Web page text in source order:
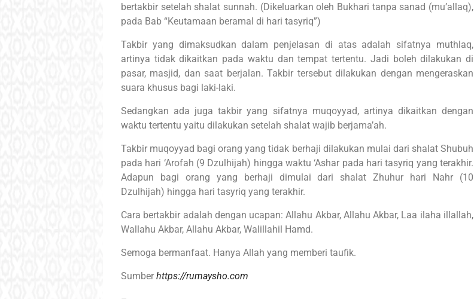
bertakbir setelah shalat sunnah. (Dikeluarkan oleh Bukhari tanpa sanad (mu’allaq),
pada Bab “Keutamaan beramal di hari tasyriq”)
Takbir yang dimaksudkan dalam penjelasan di atas adalah sifatnya muthlaq,
artinya tidak dikaitkan pada waktu dan tempat tertentu. Jadi boleh dilakukan di
pasar, masjid, dan saat berjalan. Takbir tersebut dilakukan dengan mengeraskan
suara khusus bagi laki-laki.
Sedangkan ada juga takbir yang sifatnya muqoyyad, artinya dikaitkan dengan
waktu tertentu yaitu dilakukan setelah shalat wajib berjama’ah.
Takbir muqoyyad bagi orang yang tidak berhaji dilakukan mulai dari shalat Shubuh
pada hari ‘Arofah (9 Dzulhijah) hingga waktu ‘Ashar pada hari tasyriq yang terakhir.
Adapun bagi orang yang berhaji dimulai dari shalat Zhuhur hari Nahr (10
Dzulhijah) hingga hari tasyriq yang terakhir.
Cara bertakbir adalah dengan ucapan: Allahu Akbar, Allahu Akbar, Laa ilaha illallah,
Wallahu Akbar, Allahu Akbar, Walillahil Hamd.
Semoga bermanfaat. Hanya Allah yang memberi taufik.
Sumber https://rumaysho.com